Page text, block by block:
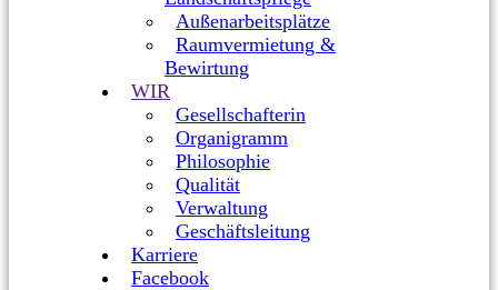
Außenarbeitsplätze
Raumvermietung &
Bewirtung
WIR
Gesellschafterin
Organigramm
Philosophie
Qualität
Verwaltung
Geschäftsleitung
Karriere
Facebook